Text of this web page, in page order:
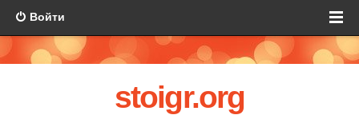
Войти
stoigr.org